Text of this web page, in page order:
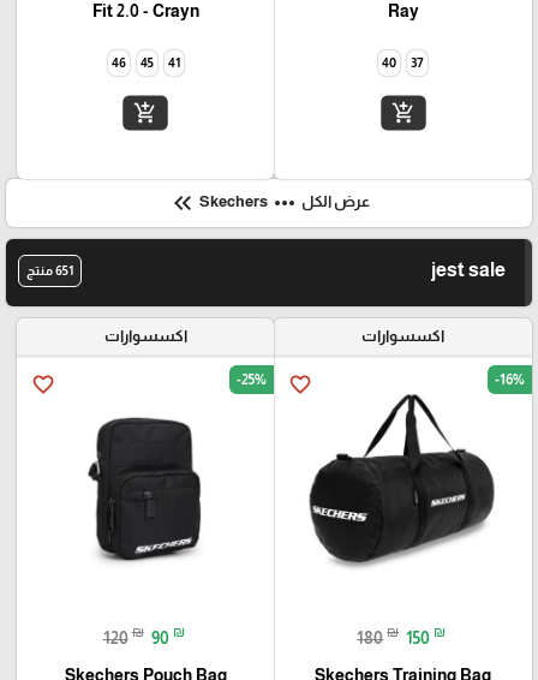
Ray
37
40
add_shopping_cart
Fit 2.0 - Crayn
41
45
46
add_shopping_cart
عرض الكل more_horiz
keyboard_double_arrow_left
jest sale 651 منتج
اكسسوارات
favorite_border -16%
180 ₪ 150 ₪
Skechers Training Bag
اكسسوارات
favorite_border -25%
120 ₪ 90 ₪
Skechers Pouch Bag